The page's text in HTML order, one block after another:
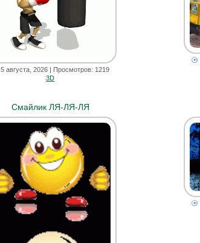
5 августа, 2026| Просмотров: 1219
3D
Смайлик ЛЯ-ЛЯ-ЛЯ